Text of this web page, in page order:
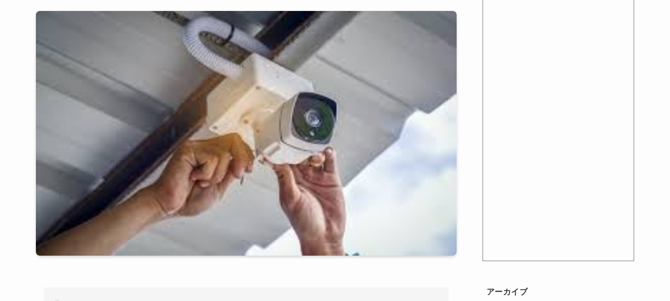
アーカイブ